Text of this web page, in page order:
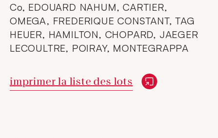
Co, EDOUARD NAHUM, CARTIER,
OMEGA, FREDERIQUE CONSTANT, TAG
HEUER, HAMILTON, CHOPARD, JAEGER
LECOULTRE, POIRAY, MONTEGRAPPA
Nouvelle fenêtre
imprimer la liste des lots